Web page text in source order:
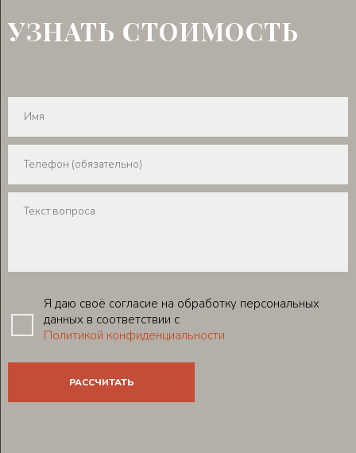
УЗНАТЬ СТОИМОСТЬ
Я даю своё согласие на обработку персональных
данных в соответствии с
Политикой конфиденциальности